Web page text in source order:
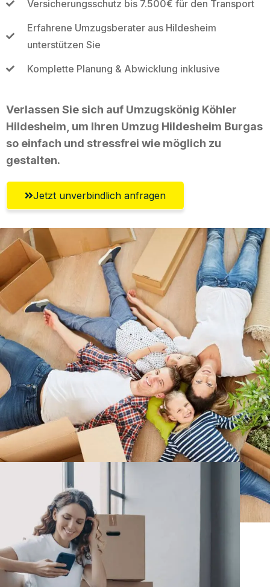
Versicherungsschutz bis 7.500€ für den Transport
Erfahrene Umzugsberater aus Hildesheim
unterstützen Sie
Komplette Planung & Abwicklung inklusive
Verlassen Sie sich auf Umzugskönig Köhler
Hildesheim, um Ihren Umzug Hildesheim Burgas
so einfach und stressfrei wie möglich zu
gestalten.
Jetzt unverbindlich anfragen